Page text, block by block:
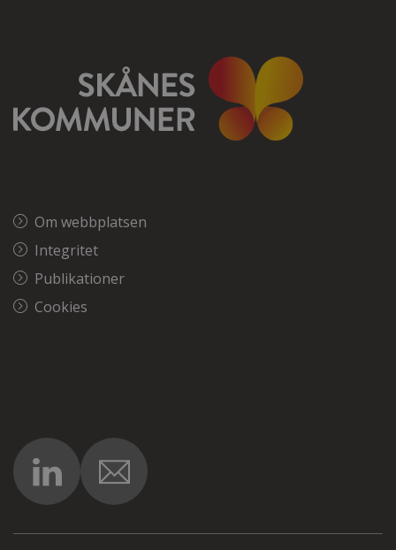
Om webbplatsen
Integritet
Publikationer
Cookies